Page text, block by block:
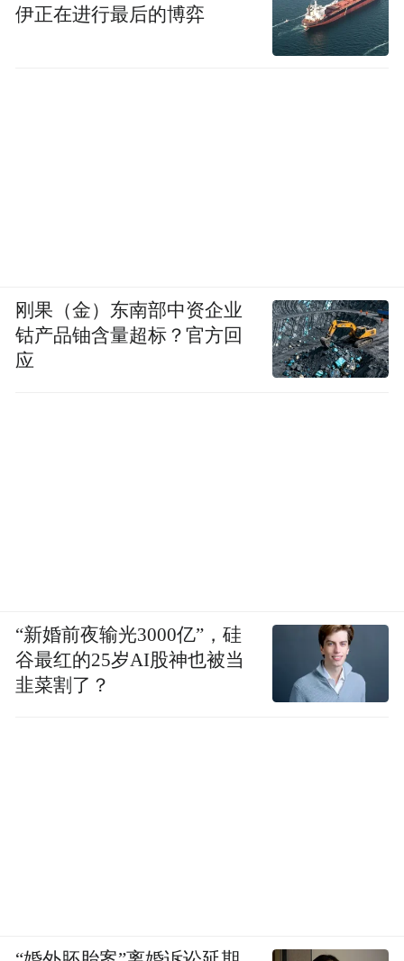
伊正在进行最后的博弈
刚果（金）东南部中资企业
钴产品铀含量超标？官方回
应
“新婚前夜输光3000亿”，硅
谷最红的25岁AI股神也被当
韭菜割了？